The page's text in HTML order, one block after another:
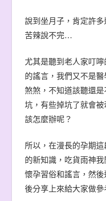
說到坐月子，肯定許
苦辣說不完…
尤其是聽到老人家叮
的謠言，我們又不是
煞煞，不知道該聽還
坑，有些掉坑了就會
該怎麼辦呢？
所以，在漫長的孕期
的新知識，吃貨雨神
懷孕習俗和謠言，然
後分享上來給大家做參